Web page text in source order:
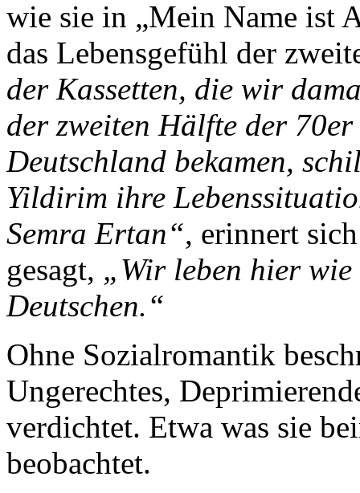
wie sie in „Mein Name ist
das Lebensgefühl der
der Kassetten, die wir
der zweiten Hälfte der
Deutschland bekamen,
Yildirim ihre
Semra Ertan“, erinnert
gesagt, „Wir leben hier
Deutschen.“
Ohne Sozialromantik
Ungerechtes,
verdichtet. Etwa was sie
beobachtet.